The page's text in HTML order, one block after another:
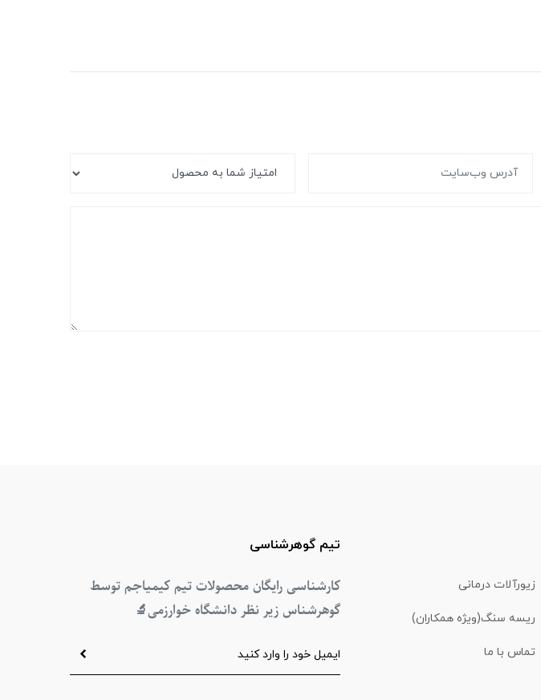
زیورآلات درمانی
ریسه سنگ(ویژه همکاران)
تماس با ما
تیم گوهرشناسی
کارشناسی رایگان محصولات تیم کیمیاجم توسط
گوهرشناس زیر نظر دانشگاه خوارزمی🔬